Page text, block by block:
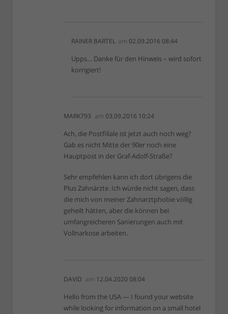
RAINER BARTEL am 02.09.2016 08:44
Upps… Danke für den Hinweis – wird sofort
korrigiert!
MARK793 am 03.09.2016 10:24
Ach, die Postfiliale ist jetzt auch noch weg?
Gab es nicht Mitte der 90er noch eine
Hauptpost in der Graf-Adolf-Straße?
Sehr empfehlen kann ich dort übrigens die
Plus Zahnärzte. Ich würde nicht sagen, dass
die mich von meiner Zahnarztphobie völlig
geheilt hätten, aber die können bei
umfangreicheren Sanierungen auch mit
Vollnarkose arbeiten.
DAVID am 12.04.2020 08:04
Hello from the USA — I found your website
while looking for information on a small hotel